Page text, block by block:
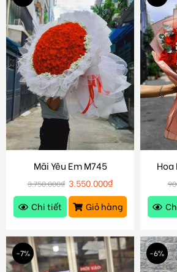
Mãi Yêu Em M745
3.750.000₫ 3.550.000₫
Chi tiết
Giỏ hàng
Hoa
-7% -6%